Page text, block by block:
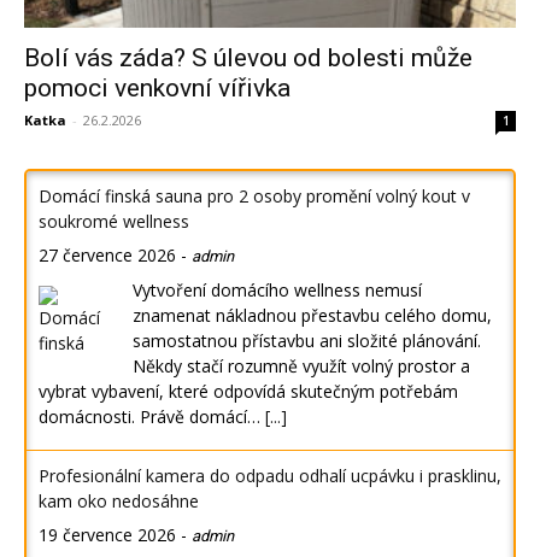
Bolí vás záda? S úlevou od bolesti může
pomoci venkovní vířivka
Katka - 26.2.2026 1
Domácí finská sauna pro 2 osoby promění volný kout v
soukromé wellness
27 července 2026 - admin
Vytvoření domácího wellness nemusí
znamenat nákladnou přestavbu celého domu,
samostatnou přístavbu ani složité plánování.
Někdy stačí rozumně využít volný prostor a
vybrat vybavení, které odpovídá skutečným potřebám
domácnosti. Právě domácí… [...]
Profesionální kamera do odpadu odhalí ucpávku i prasklinu,
kam oko nedosáhne
19 července 2026 - admin